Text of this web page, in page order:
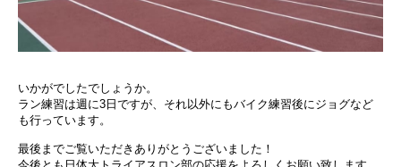
いかがでしたでしょうか。
ラン練習は週に3日ですが、それ以外にもバイク練習後にジョグなど
も行っています。
最後までご覧いただきありがとうございました！